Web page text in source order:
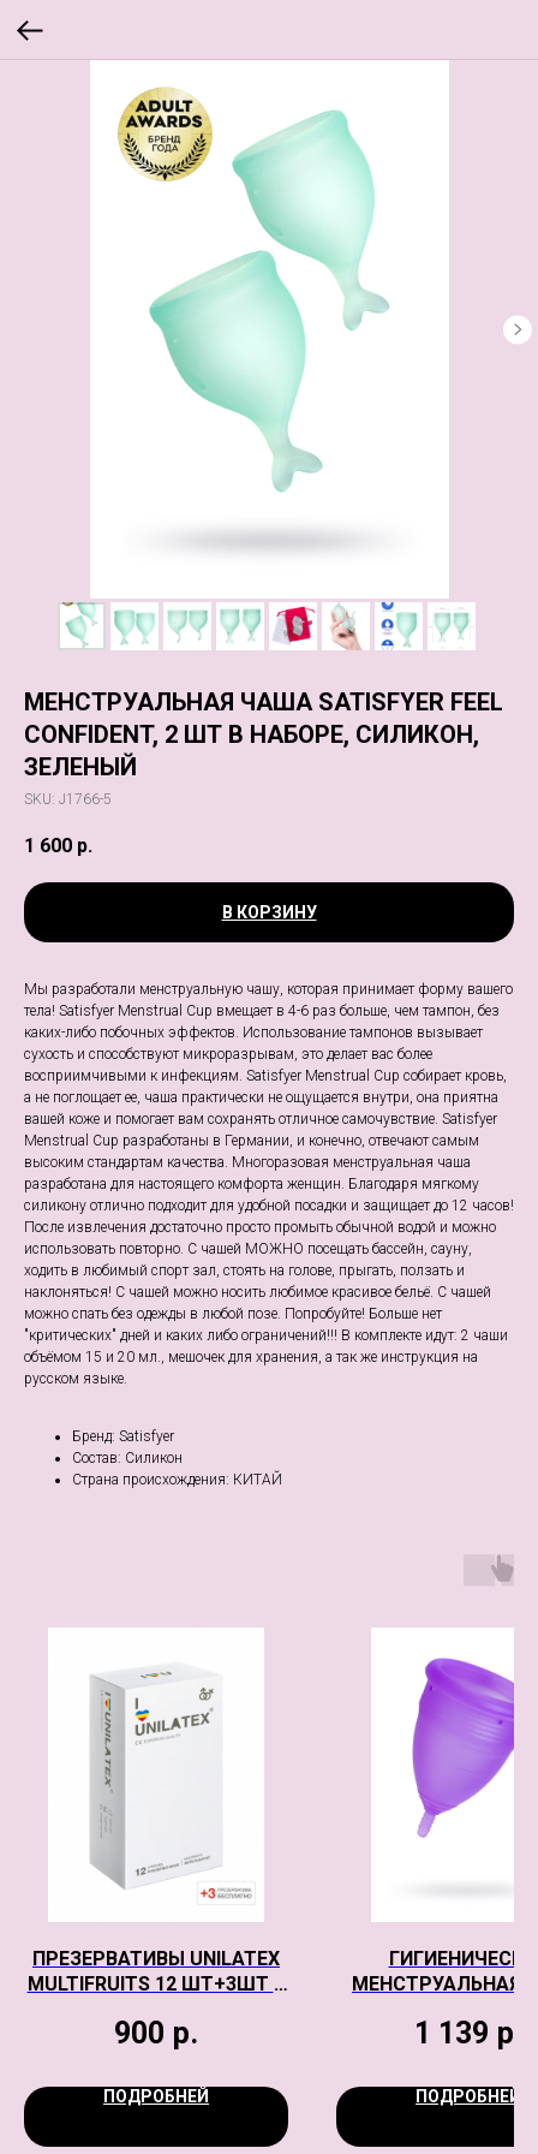
МЕНСТРУАЛЬНАЯ ЧАША SATISFYER FEEL
CONFIDENT, 2 ШТ В НАБОРЕ, СИЛИКОН,
ЗЕЛЕНЫЙ
SKU: J1766-5
1 600 р.
В КОРЗИНУ
Мы разработали менструальную чашу, которая принимает форму вашего
тела! Satisfyer Menstrual Cup вмещает в 4-6 раз больше, чем тампон, без
каких-либо побочных эффектов. Использование тампонов вызывает
сухость и способствуют микроразрывам, это делает вас более
восприимчивыми к инфекциям. Satisfyer Menstrual Cup собирает кровь,
а не поглощает ее, чаша практически не ощущается внутри, она приятна
вашей коже и помогает вам сохранять отличное самочувствие. Satisfyer
Menstrual Cup разработаны в Германии, и конечно, отвечают самым
высоким стандартам качества. Многоразовая менструальная чаша
разработана для настоящего комфорта женщин. Благодаря мягкому
силикону отлично подходит для удобной посадки и защищает до 12 часов!
После извлечения достаточно просто промыть обычной водой и можно
использовать повторно. С чашей МОЖНО посещать бассейн, сауну,
ходить в любимый спорт зал, стоять на голове, прыгать, ползать и
наклоняться! С чашей можно носить любимое красивое бельё. С чашей
можно спать без одежды в любой позе. Попробуйте! Больше нет
"критических" дней и каких либо ограничений!!! В комплекте идут: 2 чаши
объёмом 15 и 20 мл., мешочек для хранения, а так же инструкция на
русском языке.
Бренд: Satisfyer
Состав: Силикон
Страна происхождения: КИТАЙ
ПРЕЗЕРВАТИВЫ UNILATEX
MULTIFRUITS 12 ШТ+3ШТ В
900 р.
ПОДРОБНЕЙ
МЕНСТРУАЛЬНАЯ
ФИОЛЕТОВАЯ,
1 139 р.
ПОДРОБНЕЙ